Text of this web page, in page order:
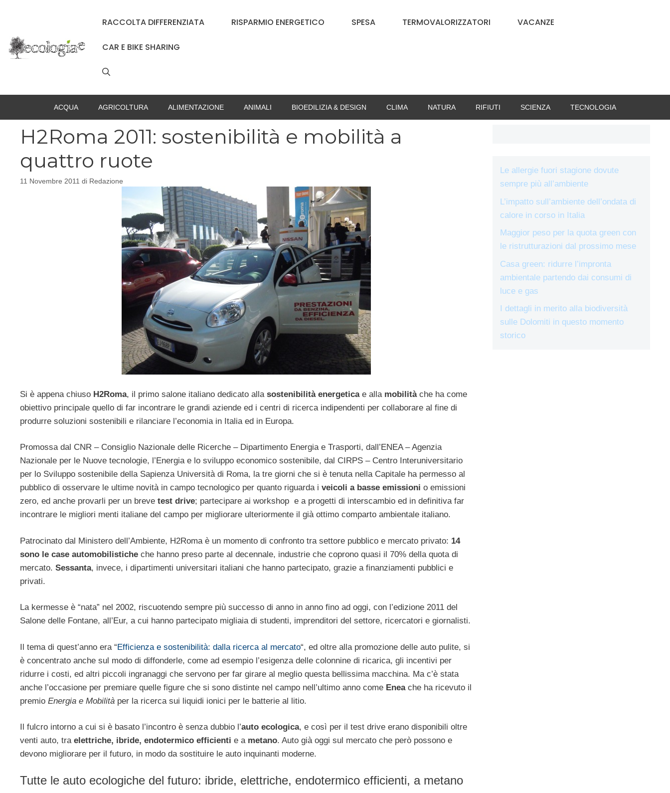
RACCOLTA DIFFERENZIATA RISPARMIO ENERGETICO SPESA TERMOVALORIZZATORI VACANZE
CAR E BIKE SHARING
ACQUA AGRICOLTURA ALIMENTAZIONE ANIMALI BIOEDILIZIA & DESIGN CLIMA NATURA RIFIUTI SCIENZA TECNOLOGIA
H2Roma 2011: sostenibilità e mobilità a
quattro ruote
11 Novembre 2011 di Redazione
Si è appena chiuso H2Roma, il primo salone italiano dedicato alla sostenibilità energeticae alla mobilitàche ha come
obiettivo principale quello di far incontrare le grandi aziende ed i centri di ricerca indipendenti per collaborare al fine di
produrre soluzioni sostenibili e rilanciare l’economia in Italia ed in Europa.
Promossa dal CNR – Consiglio Nazionale delle Ricerche – Dipartimento Energia e Trasporti, dall’ENEA – Agenzia
Nazionale per le Nuove tecnologie, l’Energia e lo sviluppo economico sostenibile, dal CIRPS – Centro Interuniversitario
per lo Sviluppo sostenibile della Sapienza Università di Roma, la tre giorni che si è tenuta nella Capitale ha permesso al
pubblico di osservare le ultime novità in campo tecnologico per quanto riguarda i veicoli a basse emissioni o emissioni
zero, ed anche provarli per un breve test drive; partecipare ai workshop e a progetti di interscambio ed in definitiva far
incontrare le migliori menti italiane del campo per migliorare ulteriormente il già ottimo comparto ambientale italiano.
Patrocinato dal Ministero dell’Ambiente, H2Roma è un momento di confronto tra settore pubblico e mercato privato: 14
sono le case automobilistiche che hanno preso parte al decennale, industrie che coprono quasi il 70% della quota di
mercato. Sessanta, invece, i dipartimenti universitari italiani che hanno partecipato, grazie a finanziamenti pubblici e
privati.
La kermesse è “nata” nel 2002, riscuotendo sempre più successo di anno in anno fino ad oggi, con l’edizione 2011 del
Salone delle Fontane, all’Eur, a cui hanno partecipato migliaia di studenti, imprenditori del settore, ricercatori e giornalisti.
Il tema di quest’anno era “Efficienza e sostenibilità: dalla ricerca al mercato“, ed oltre alla promozione delle auto pulite, si
è concentrato anche sul modo di diffonderle, come ad esempio l’esigenza delle colonnine di ricarica, gli incentivi per
ridurre i costi, ed altri piccoli ingranaggi che servono per far girare al meglio questa bellissima macchina. Ma c’è stata
anche l’occasione per premiare quelle figure che si sono distinte nel campo nell’ultimo anno come Eneache ha ricevuto il
premio Energia e Mobilità per la ricerca sui liquidi ionici per le batterie al litio.
Il fulcro intorno a cui si è basato l’incontro è senza dubbio l’auto ecologica, e così per il test drive erano disponibili oltre
venti auto, tra elettriche, ibride, endotermico efficienti e a metano. Auto già oggi sul mercato che però possono e
devono migliorare per il futuro, in modo da sostituire le auto inquinanti moderne.
Tutte le auto ecologiche del futuro: ibride, elettriche, endotermico efficienti, a metano
Le allergie fuori stagione dovute
sempre più all’ambiente
L’impatto sull’ambiente dell’ondata di
calore in corso in Italia
Maggior peso per la quota green con
le ristrutturazioni dal prossimo mese
Casa green: ridurre l’impronta
ambientale partendo dai consumi di
luce e gas
I dettagli in merito alla biodiversità
sulle Dolomiti in questo momento
storico